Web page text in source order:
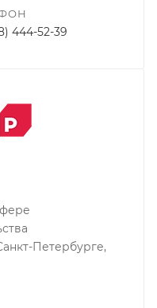
444-52-39
Петербурге,